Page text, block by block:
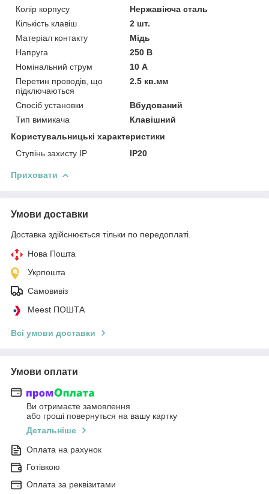
Колір корпусу
Нержавіюча сталь
Кількість клавіш
2 шт.
Матеріал контакту
Мідь
Напруга
250 В
Номінальний струм
10 А
Перетин проводів, що
підключаються
2.5 кв.мм
Спосіб установки
Вбудований
Тип вимикача
Клавішний
Користувальницькі характеристики
Ступінь захисту IP
IP20
Приховати
Умови доставки
Доставка здійснюється тільки по передоплаті.
Нова Пошта
Укрпошта
Самовивіз
Meest ПОШТА
Всі умови доставки
Умови оплати
Ви отримаєте замовлення
або гроші повернуться на вашу картку
Детальніше
Оплата на рахунок
Готівкою
Оплата за реквізитами